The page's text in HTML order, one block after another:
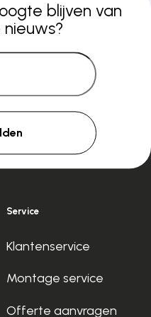
blijven van
Service
Klantenservice
Montage service
Offerte aanvragen